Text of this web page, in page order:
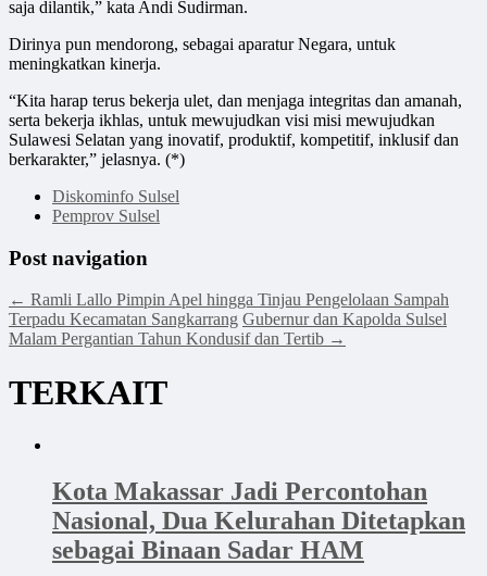
saja dilantik,” kata Andi Sudirman.
Dirinya pun mendorong, sebagai aparatur Negara, untuk
meningkatkan kinerja.
“Kita harap terus bekerja ulet, dan menjaga integritas dan amanah,
serta bekerja ikhlas, untuk mewujudkan visi misi mewujudkan
Sulawesi Selatan yang inovatif, produktif, kompetitif, inklusif dan
berkarakter,” jelasnya. (*)
Diskominfo Sulsel
Pemprov Sulsel
Post navigation
← Ramli Lallo Pimpin Apel hingga Tinjau Pengelolaan Sampah
Terpadu Kecamatan Sangkarrang Gubernur dan Kapolda Sulsel
Malam Pergantian Tahun Kondusif dan Tertib →
TERKAIT
Kota Makassar Jadi Percontohan
Nasional, Dua Kelurahan Ditetapkan
sebagai Binaan Sadar HAM